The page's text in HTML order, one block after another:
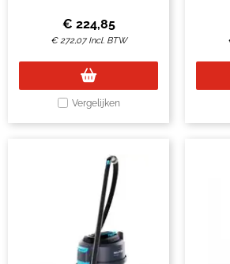
€ 224,85
€272,07 Incl. BTW
Vergelijken